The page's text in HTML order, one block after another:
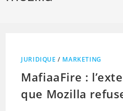
JURIDIQUE / MARKETING
MafiaaFire :
que Mozilla